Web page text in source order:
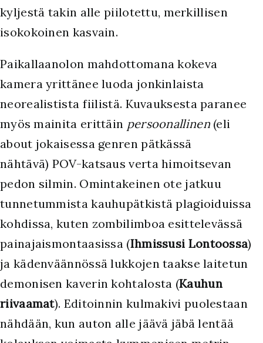
kyljestä takin alle piilotettu, merkillisen
isokokoinen kasvain.
Paikallaanolon mahdottomana kokeva
kamera yrittänee luoda jonkinlaista
neorealistista fiilistä. Kuvauksesta paranee
myös mainita erittäin persoonallinen(eli
about jokaisessa genren pätkässä
nähtävä) POV-katsaus verta himoitsevan
pedon silmin. Omintakeinen ote jatkuu
tunnetummista kauhupätkistä plagioiduissa
kohdissa, kuten zombilimboa esittelevässä
painajaismontaasissa (Ihmissusi Lontoossa)
ja kädenväännössä lukkojen taakse laitetun
demonisen kaverin kohtalosta (Kauhun
riivaamat). Editoinnin kulmakivi puolestaan
nähdään, kun auton alle jäävä jäbä lentää